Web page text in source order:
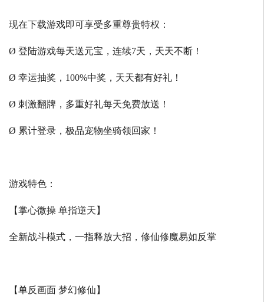
现在下载游戏即可享受多重尊贵特权：
Ø 登陆游戏每天送元宝，连续7天，天天不断！
Ø 幸运抽奖，100%中奖，天天都有好礼！
Ø 刺激翻牌，多重好礼每天免费放送！
Ø 累计登录，极品宠物坐骑领回家！
游戏特色：
【掌心微操 单指逆天】
全新战斗模式，一指释放大招，修仙修魔易如反掌
【单反画面 梦幻修仙】